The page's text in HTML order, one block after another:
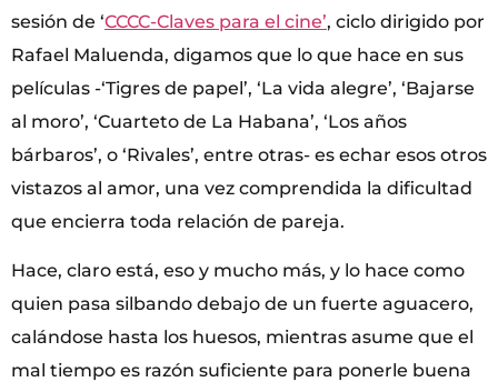
sesión de ‘CCCC-Claves para el cine’, ciclo dirigido por
Rafael Maluenda, digamos que lo que hace en sus
películas -‘Tigres de papel’, ‘La vida alegre’, ‘Bajarse
al moro’, ‘Cuarteto de La Habana’, ‘Los años
bárbaros’, o ‘Rivales’, entre otras- es echar esos otros
vistazos al amor, una vez comprendida la dificultad
que encierra toda relación de pareja.
Hace, claro está, eso y mucho más, y lo hace como
quien pasa silbando debajo de un fuerte aguacero,
calándose hasta los huesos, mientras asume que el
mal tiempo es razón suficiente para ponerle buena